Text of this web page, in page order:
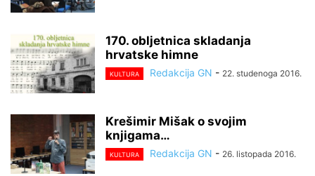
170. obljetnica skladanja
hrvatske himne
KULTURA Redakcija GN - 22. studenoga 2016.
Krešimir Mišak o svojim
knjigama…
KULTURA Redakcija GN - 26. listopada 2016.